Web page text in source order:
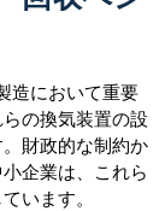
造において重要
の換気装置の設
財政的な制約か
企業は、これら
います。